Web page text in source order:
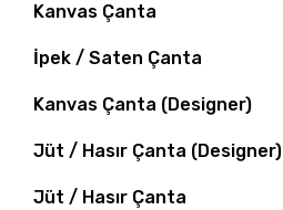
Kanvas Çanta
İpek / Saten Çanta
Kanvas Çanta (Designer)
Jüt / Hasır Çanta (Designer)
Jüt / Hasır Çanta